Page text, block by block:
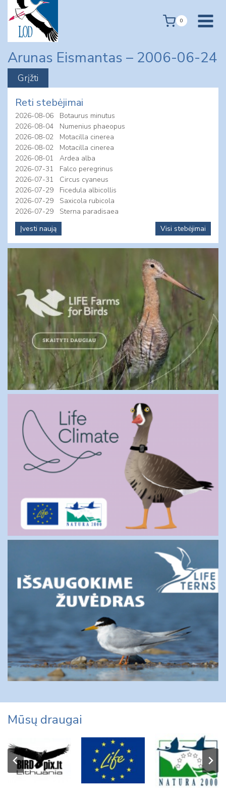
content
0
Arunas Eismantas – 2006-06-24
Reti stebėjimai
2026-08-06
Botaurus minutus
2026-08-04
Numenius phaeopus
2026-08-02
Motacilla cinerea
2026-08-02
Motacilla cinerea
2026-08-01
Ardea alba
2026-07-31
Falco peregrinus
2026-07-31
Circus cyaneus
2026-07-29
Ficedula albicollis
2026-07-29
Saxicola rubicola
2026-07-29
Sterna paradisaea
Įvesti naują
Visi stebėjimai
Mūsų draugai